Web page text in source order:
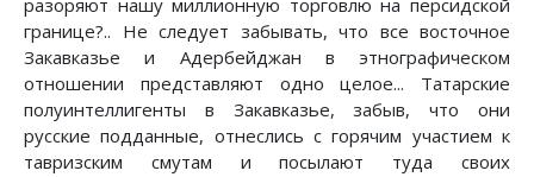
разоряют нашу миллионную торговлю на персидской
границе?.. Не следует забывать, что все восточное
Закавказье и Адербейджан в этнографическом
отношении представляют одно целое... Татарские
полуинтеллигенты в Закавказье, забыв, что они
русские подданные, отнеслись с горячим участием к
тавризским смутам и посылают туда своих